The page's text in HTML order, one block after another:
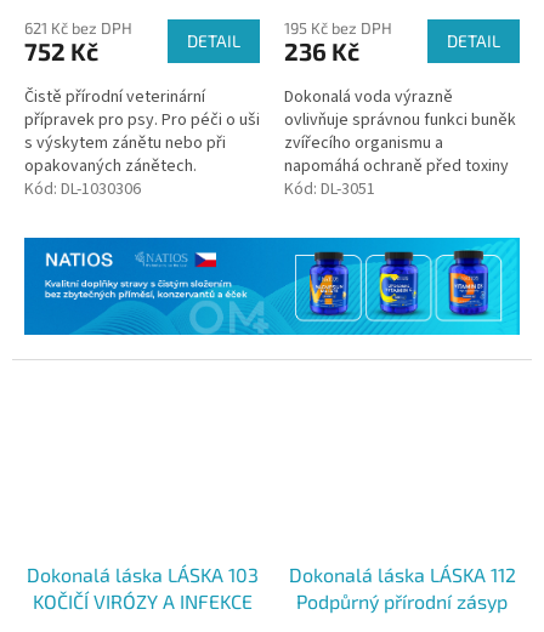
621 Kč bez DPH
752 Kč DETAIL
Čistě přírodní veterinární
přípravek pro psy. Pro péči o uši
s výskytem zánětu nebo při
opakovaných zánětech.
Kód: DL-1030306
195 Kč bez DPH
236 Kč DETAIL
Dokonalá voda výrazně
ovlivňuje správnou funkci buněk
zvířecího organismu a
napomáhá ochraně před toxiny
a infekcemi. Napomáhá udržení
rovnováhy. Dále...
Kód: DL-3051
Dokonalá láska LÁSKA 103
KOČIČÍ VIRÓZY A INFEKCE
Dokonalá láska LÁSKA 112
Podpůrný přírodní zásyp